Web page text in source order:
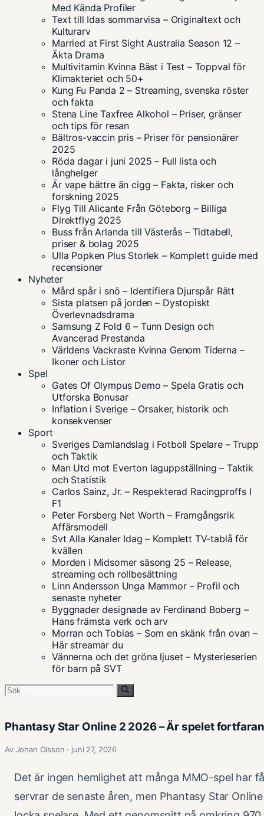
Med Kända Profiler
Text till Idas sommarvisa – Originaltext och
Kulturarv
Married at First Sight Australia Season 12 –
Äkta Drama
Multivitamin Kvinna Bäst i Test – Toppval för
Klimakteriet och 50+
Kung Fu Panda 2 – Streaming, svenska röster
och fakta
Stena Line Taxfree Alkohol – Priser, gränser
och tips för resan
Bältros-vaccin pris – Priser för pensionärer
2025
Röda dagar i juni 2025 – Full lista och
långhelger
Är vape bättre än cigg – Fakta, risker och
forskning 2025
Flyg Till Alicante Från Göteborg – Billiga
Direktflyg 2025
Buss från Arlanda till Västerås – Tidtabell,
priser & bolag 2025
Ulla Popken Plus Storlek – Komplett guide med
recensioner
Nyheter
Mård spår i snö – Identifiera Djurspår Rätt
Sista platsen på jorden – Dystopiskt
Överlevnadsdrama
Samsung Z Fold 6 – Tunn Design och
Avancerad Prestanda
Världens Vackraste Kvinna Genom Tiderna –
Ikoner och Listor
Spel
Gates Of Olympus Demo – Spela Gratis och
Utforska Bonusar
Inflation i Sverige – Orsaker, historik och
konsekvenser
Sport
Sveriges Damlandslag i Fotboll Spelare – Trupp
och Taktik
Man Utd mot Everton laguppställning – Taktik
och Statistik
Carlos Sainz, Jr. – Respekterad Racingproffs I
F1
Peter Forsberg Net Worth – Framgångsrik
Affärsmodell
Svt Alla Kanaler Idag – Komplett TV-tablå för
kvällen
Morden i Midsomer säsong 25 – Release,
streaming och rollbesättning
Linn Andersson Unga Mammor – Profil och
senaste nyheter
Byggnader designade av Ferdinand Boberg –
Hans främsta verk och arv
Morran och Tobias – Som en skänk från ovan –
Här streamar du
Vännerna och det gröna ljuset – Mysterieserien
för barn på SVT
Sök
Phantasy Star Online 2 2026 – Är spelet
Av Johan Olsson · juni 27, 2026
Det är ingen hemlighet att många MMO-spel har
servrar de senaste åren, men Phantasy Star